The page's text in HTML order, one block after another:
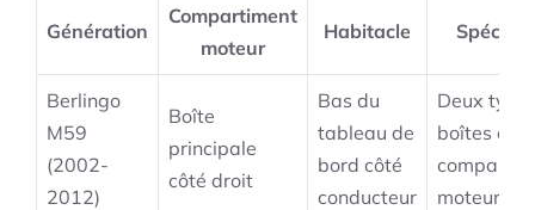
Génération
Compartiment
moteur
Habitacle
Berlingo
M59
(2002-
2012)
Boîte
principale
côté droit
Bas du
tableau de
bord côté
conducteur
Deux
boîtes
moteur